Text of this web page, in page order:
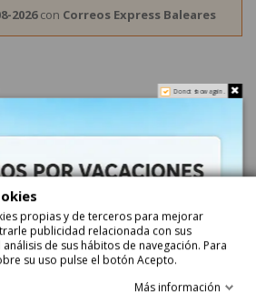
2026con Correos Express Baleares
Fresas del Bosque
Do not show again.
propias y de terceros para mejorar
publicidad relacionada con sus
de sus hábitos de navegación. Para
su uso pulse el botón Acepto.
Más información